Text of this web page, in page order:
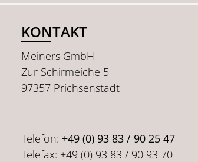
KONTAKT
Meiners GmbH
Zur Schirmeiche 5
97357 Prichsenstadt
Telefon: +49 (0) 93 83 / 90 25 47
Telefax: +49 (0) 93 83 / 90 93 70